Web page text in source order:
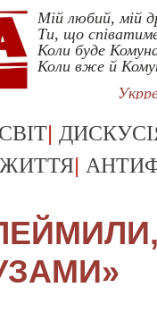
Мій любий, мій
Ти, що
Коли буде
Коли вже й
СВІТ|
ЖИТТЯ|